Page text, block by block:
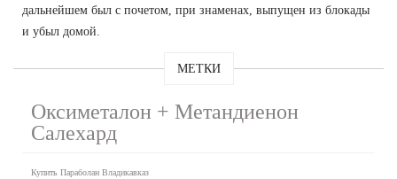
дальнейшем был с почетом, при знаменах, выпущен из блокады
и убыл домой.
МЕТКИ
Оксиметалон + Метандиенон
Салехард
Купить Параболан Владикавказ